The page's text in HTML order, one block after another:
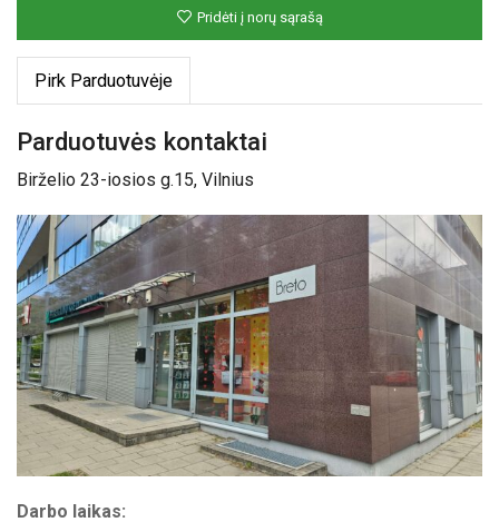
Pridėti į norų sąrašą
Pirk Parduotuvėje
Parduotuvės kontaktai
Birželio 23-iosios g.15, Vilnius
Darbo laikas: